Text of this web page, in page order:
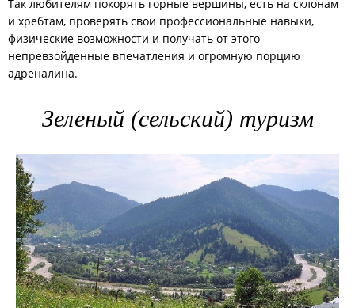
Так любителям покорять горные вершины, есть на склонам
и хребтам, проверять свои профессиональные навыки,
физические возможности и получать от этого
непревзойденные впечатления и огромную порцию
адреналина.
Зеленый (сельский) туризм